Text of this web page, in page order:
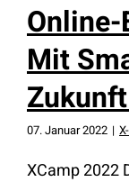
Online-
Mit
07. Januar 2022 |
XCamp 2022